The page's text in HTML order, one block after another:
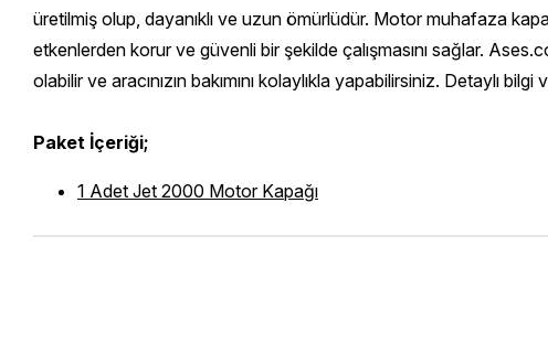
üretilmiş olup, dayanıklı ve uzun ömürlüdür. Motor muhafaza
etkenlerden korur ve güvenli bir şekilde çalışmasını sağlar.
olabilir ve aracınızın bakımını kolaylıkla yapabilirsiniz. Detaylı
Paket İçeriği;
1 Adet Jet 2000 Motor Kapağı